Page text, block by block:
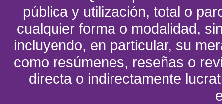
pública y utilización, total o
cualquier forma o modalidad,
incluyendo, en particular, su
como resúmenes, reseñas o
directa o indirectamente